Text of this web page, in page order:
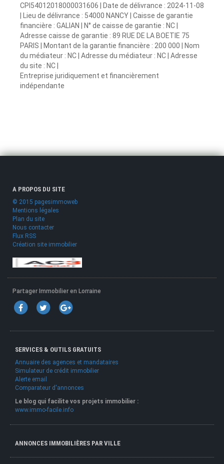
CPI54012018000031606 | Date de délivrance : 2024-11-08
| Lieu de délivrance : 54000 NANCY | Caisse de garantie
financière : GALIAN | N° de caisse de garantie : NC |
Adresse caisse de garantie : 89 RUE DE LA BOETIE 75
PARIS | Montant de la garantie financière : 200 000 | Nom
du médiateur : NC | Adresse du médiateur : NC | Adresse
du site : NC |
Entreprise juridiquement et financièrement
indépendante
A PROPOS DU SITE
© 2015 pagesimmoweb
Mentions légales
Plan du site
Nous contacter
Flux RSS
Création site immobilier
Partager Immobilier en Lorraine
SERVICES & OUTILS GRATUITS
Annuaire des agences et mandataires
Simulateur de crédit immobilier
Alerte email
Comparateur d'annonces
Le blog qui facilite vos projets immobilier :
www.immo-facile.info
ANNONCES IMMOBILIÈRES PAR VILLE